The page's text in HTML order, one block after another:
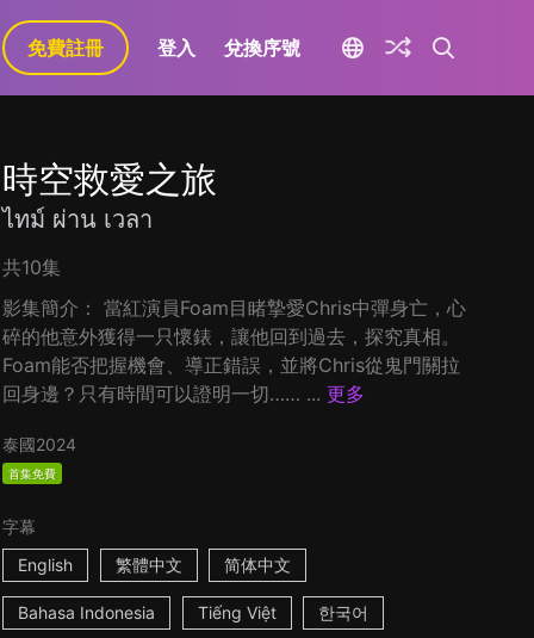
免費註冊 登入 兌換序號
時空救愛之旅
ไทม์ ผ่าน เวลา
共10集
影集簡介： 當紅演員Foam目睹摯愛Chris中彈身亡，心
碎的他意外獲得一只懷錶，讓他回到過去，探究真相。
Foam能否把握機會、導正錯誤，並將Chris從鬼門關拉
回身邊？只有時間可以證明一切…… ... 更多
泰國2024
首集免費
字幕
English
繁體中文 简体中文
Bahasa Indonesia Tiếng Việt 한국어